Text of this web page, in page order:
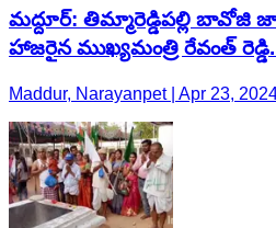
మద్దూర్: తిమ్మారెడ్డిపల్లి
హాజరైన ముఖ్యమంత్రి రేవంత్
Maddur, Narayanpet | Apr 23,